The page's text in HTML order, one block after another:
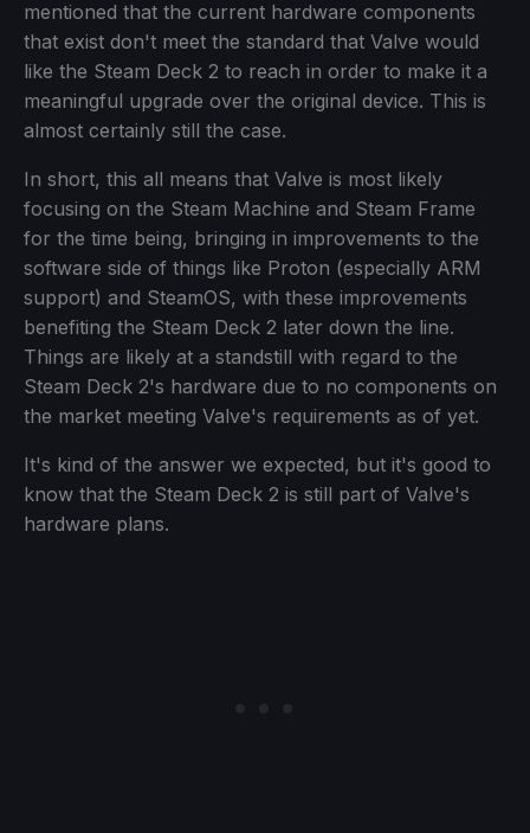
mentioned that the current hardware components
that exist don't meet the standard that Valve would
like the Steam Deck 2 to reach in order to make it a
meaningful upgrade over the original device. This is
almost certainly still the case.
In short, this all means that Valve is most likely
focusing on the Steam Machine and Steam Frame
for the time being, bringing in improvements to the
software side of things like Proton (especially ARM
support) and SteamOS, with these improvements
benefiting the Steam Deck 2 later down the line.
Things are likely at a standstill with regard to the
Steam Deck 2's hardware due to no components on
the market meeting Valve's requirements as of yet.
It's kind of the answer we expected, but it's good to
know that the Steam Deck 2 is still part of Valve's
hardware plans.